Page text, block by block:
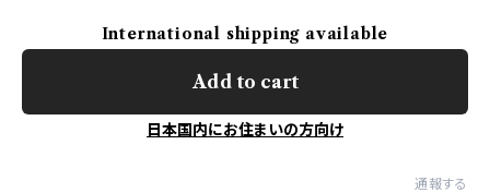
International shipping available
Add to cart
日本国内にお住まいの方向け
通報する